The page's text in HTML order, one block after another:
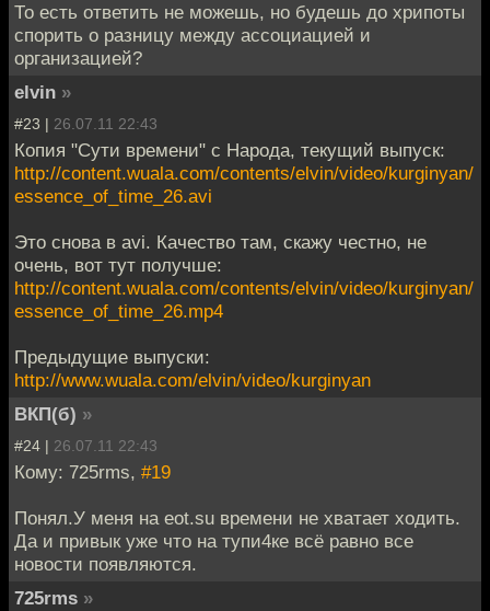
То есть ответить не можешь, но будешь до хрипоты
спорить о разницу между ассоциацией и
организацией?
elvin »
#23 | 26.07.11 22:43
Копия "Сути времени" с Народа, текущий выпуск:
http://content.wuala.com/contents/elvin/video/kurginyan/
essence_of_time_26.avi
Это снова в avi. Качество там, скажу честно, не
очень, вот тут получше:
http://content.wuala.com/contents/elvin/video/kurginyan/
essence_of_time_26.mp4
Предыдущие выпуски:
http://www.wuala.com/elvin/video/kurginyan
ВКП(б) »
#24 | 26.07.11 22:43
Кому: 725rms, #19
Понял.У меня на eot.su времени не хватает ходить.
Да и привык уже что на тупи4ке всё равно все
новости появляются.
725rms »